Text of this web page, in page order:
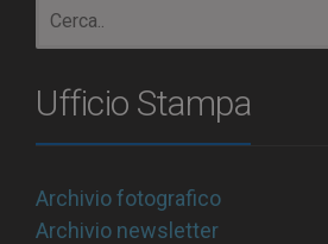
Ufficio Stampa
Archivio fotografico
Archivio newsletter